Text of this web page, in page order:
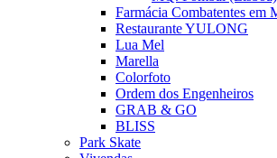
Farmácia Combatentes em
Restaurante YULONG
Lua Mel
Marella
Colorfoto
Ordem dos Engenheiros
GRAB & GO
BLISS
Park Skate